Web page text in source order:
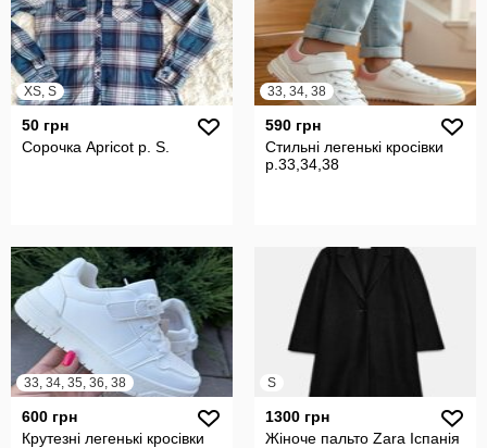
XS, S
50 грн
Сорочка Apricot р. S.
33, 34, 38
590 грн
Стильні легенькі кросівки
р.33,34,38
33, 34, 35, 36, 38
600 грн
Крутезні легенькі кросівки
S
1300 грн
Жіноче пальто Zara Іспанія